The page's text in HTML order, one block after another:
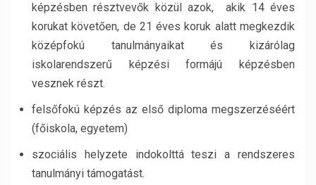
képzésben résztvevők közül azok, akik 14 éves
korukat követően, de 21 éves koruk alatt megkezdik
középfokú tanulmányaikat és kizárólag
iskolarendszerű képzési formájú képzésben
vesznek részt.
felsőfokú képzés az első diploma megszerzéséért
(főiskola, egyetem)
szociális helyzete indokolttá teszi a rendszeres
tanulmányi támogatást.